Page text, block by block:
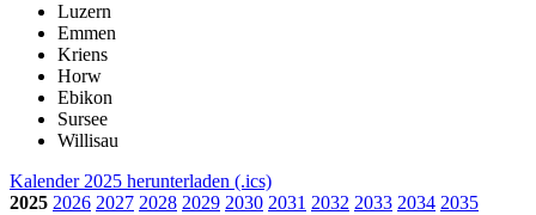
Luzern
Emmen
Kriens
Horw
Ebikon
Sursee
Willisau
Kalender 2025 herunterladen (.ics)
2025 2026 2027 2028 2029 2030 2031 2032 2033 2034 2035